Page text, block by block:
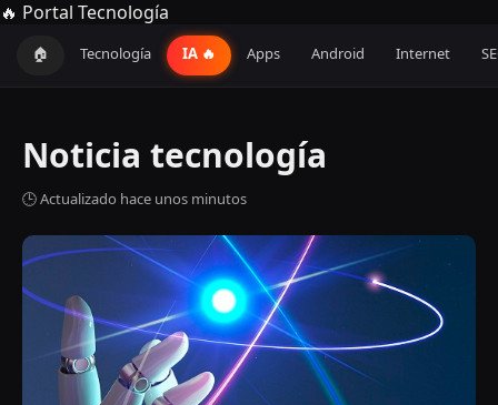
🔥 Portal Tecnología
🏠 Tecnología IA 🔥 Apps Android Internet
Noticia tecnología
🕒 Actualizado hace unos minutos